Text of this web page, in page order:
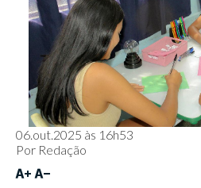
06.out.2025 às 16h53
Por Redação